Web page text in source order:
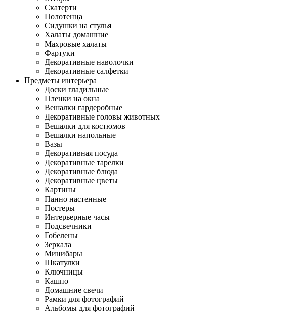
Скатерти
Полотенца
Сидушки на стулья
Халаты домашние
Махровые халаты
Фартуки
Декоративные наволочки
Декоративные салфетки
Предметы интерьера
Доски гладильные
Пленки на окна
Вешалки гардеробные
Декоративные головы животных
Вешалки для костюмов
Вешалки напольные
Вазы
Декоративная посуда
Декоративные тарелки
Декоративные блюда
Декоративные цветы
Картины
Панно настенные
Постеры
Интерьерные часы
Подсвечники
Гобелены
Зеркала
Минибары
Шкатулки
Ключницы
Кашпо
Домашние свечи
Рамки для фотографий
Альбомы для фотографий